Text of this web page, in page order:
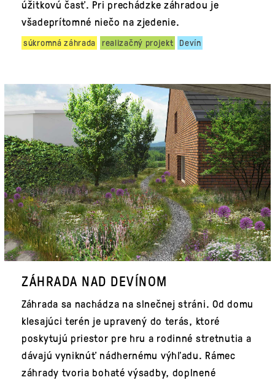
úžitkovú časť. Pri prechádzke záhradou je
všadeprítomné niečo na zjedenie.
súkromná záhrada realizačný projekt Devín
ZÁHRADA NAD DEVÍNOM
Záhrada sa nachádza na slnečnej stráni. Od domu
klesajúci terén je upravený do terás, ktoré
poskytujú priestor pre hru a rodinné stretnutia a
dávajú vyniknúť nádhernému výhľadu. Rámec
záhrady tvoria bohaté výsadby, doplnené